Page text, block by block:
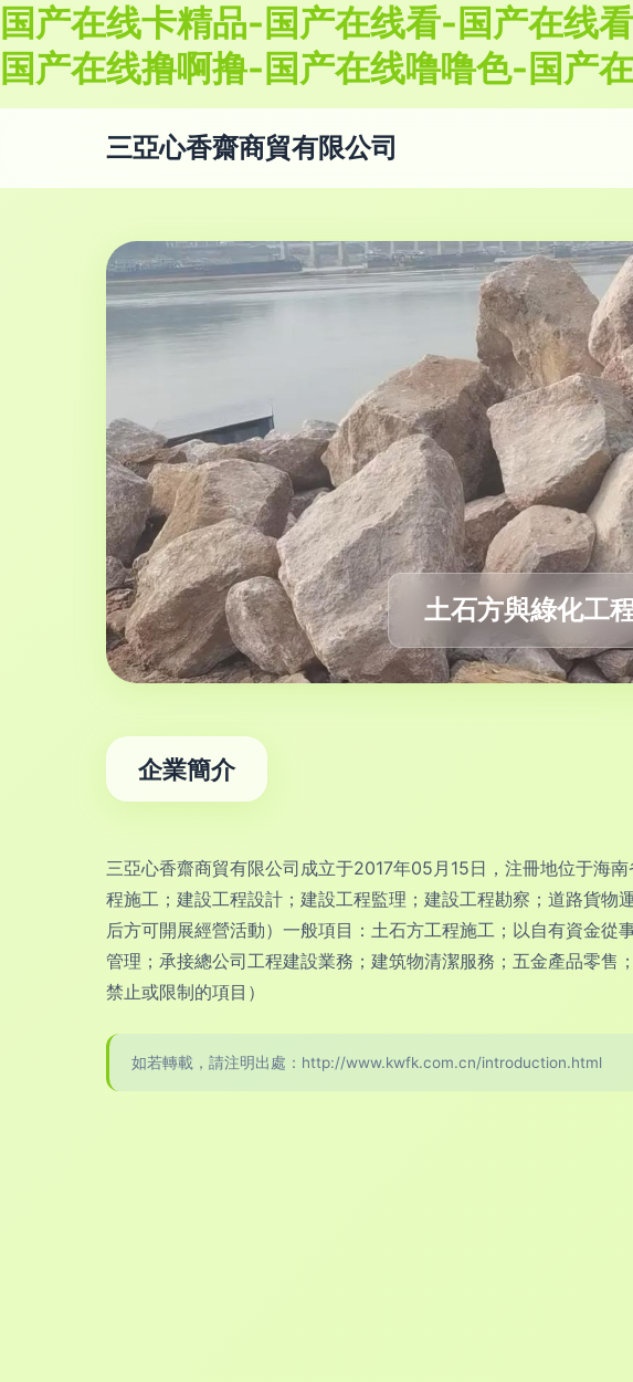
国产在线卡精品-国产在线看-国产在线
国产在线撸啊撸-国产在线噜噜色-国产
三亞心香齋商貿有限公司
土石方與綠化工
企業簡介
三亞心香齋商貿有限公司成立于2017年05月15日，注冊地位于海
程施工；建設工程設計；建設工程監理；建設工程勘察；道路貨
后方可開展經營活動）一般項目：土石方工程施工；以自有資金
管理；承接總公司工程建設業務；建筑物清潔服務；五金產品零
禁止或限制的項目）
如若轉載，請注明出處：http://www.kwfk.com.cn/introduction.html